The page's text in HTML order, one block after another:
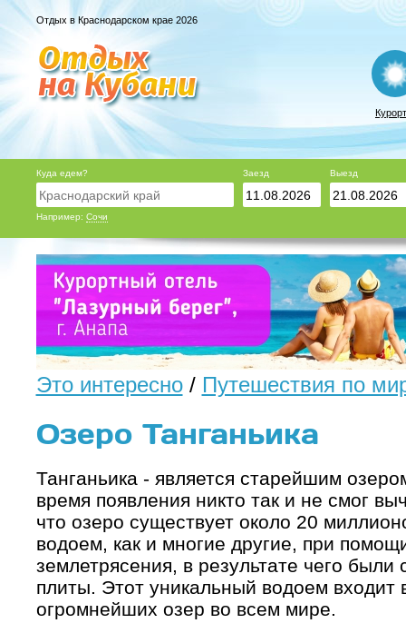
Отдых в Краснодарском крае 2026
Куда едем?
Например: Сочи
Заезд Выезд
Это интересно/ Путешествия по
Озеро Танганьика
Танганьика - является старейшим
время появления никто так и не смог
что озеро существует около 20
водоем, как и многие другие, при
землетрясения, в результате чего были
плиты. Этот уникальный водоем входит
огромнейших озер во всем мире.